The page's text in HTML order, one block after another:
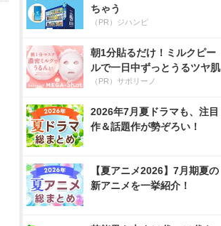
ちゃう
（PR）ジハンピ
朝1分貼るだけ！ミルクピー
ルで一日中ずっとうるツヤ肌
（PR）サボリーノ
2026年7月夏ドラマも、注目
作＆話題作が勢ぞろい！
【夏アニメ2026】7月期夏の
新アニメを一挙紹介！